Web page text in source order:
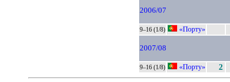
2006/07
9–16 (1/8) «Порту»
2007/08
9–16 (1/8) «Порту» 2